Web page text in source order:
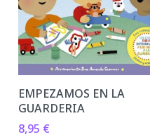
EMPEZAMOS EN LA
GUARDERIA
8,95 €